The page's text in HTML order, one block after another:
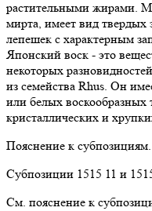
растительными жирами.
мирта, имеет вид твердых
лепешек с характерным
Японский воск - это
некоторых
из семейства Rhus. Он
или белых воскообразных
кристаллических и
Пояснение к субпозициям.
Субпозиции 1515 11 и
См. пояснение к